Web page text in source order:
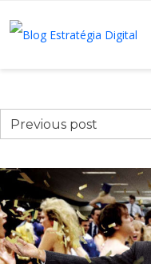
Previous post